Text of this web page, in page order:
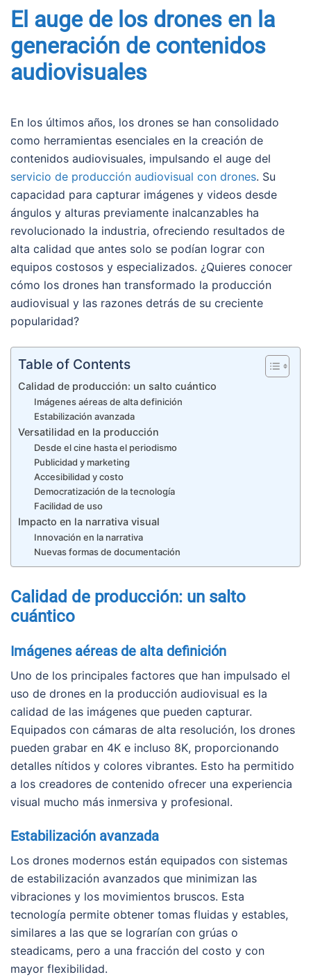
El auge de los drones en la
generación de contenidos
audiovisuales
En los últimos años, los drones se han consolidado
como herramientas esenciales en la creación de
contenidos audiovisuales, impulsando el auge del
servicio de producción audiovisual con drones. Su
capacidad para capturar imágenes y videos desde
ángulos y alturas previamente inalcanzables ha
revolucionado la industria, ofreciendo resultados de
alta calidad que antes solo se podían lograr con
equipos costosos y especializados. ¿Quieres conocer
cómo los drones han transformado la producción
audiovisual y las razones detrás de su creciente
popularidad?
Table of Contents
Calidad de producción: un salto cuántico
Imágenes aéreas de alta definición
Estabilización avanzada
Versatilidad en la producción
Desde el cine hasta el periodismo
Publicidad y marketing
Accesibilidad y costo
Democratización de la tecnología
Facilidad de uso
Impacto en la narrativa visual
Innovación en la narrativa
Nuevas formas de documentación
Calidad de producción: un salto
cuántico
Imágenes aéreas de alta definición
Uno de los principales factores que han impulsado el
uso de drones en la producción audiovisual es la
calidad de las imágenes que pueden capturar.
Equipados con cámaras de alta resolución, los drones
pueden grabar en 4K e incluso 8K, proporcionando
detalles nítidos y colores vibrantes. Esto ha permitido
a los creadores de contenido ofrecer una experiencia
visual mucho más inmersiva y profesional.
Estabilización avanzada
Los drones modernos están equipados con sistemas
de estabilización avanzados que minimizan las
vibraciones y los movimientos bruscos. Esta
tecnología permite obtener tomas fluidas y estables,
similares a las que se lograrían con grúas o
steadicams, pero a una fracción del costo y con
mayor flexibilidad.